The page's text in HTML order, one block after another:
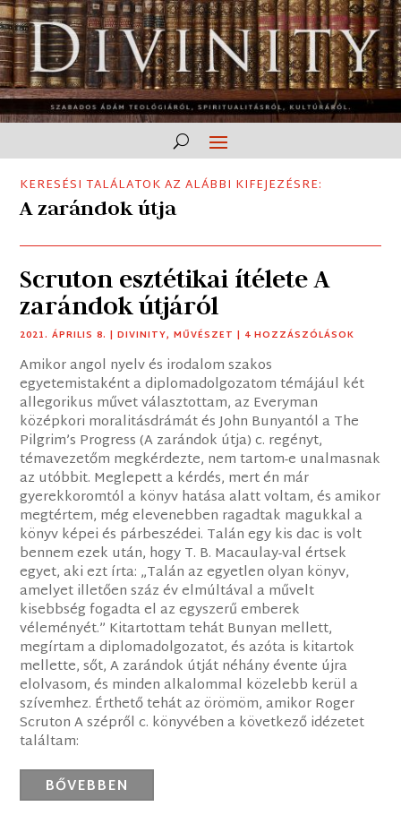
KERESÉSI TALÁLATOK AZ ALÁBBI KIFEJEZÉSRE:
A zarándok útja
Scruton esztétikai ítélete A
zarándok útjáról
2021. ÁPRILIS 8. |DIVINITY,MŰVÉSZET | 4 HOZZÁSZÓLÁSOK
Amikor angol nyelv és irodalom szakos
egyetemistaként a diplomadolgozatom témájául két
allegorikus művet választottam, az Everyman
középkori moralitásdrámát és John Bunyantól a The
Pilgrim’s Progress (A zarándok útja) c. regényt,
témavezetőm megkérdezte, nem tartom-e unalmasnak
az utóbbit. Meglepett a kérdés, mert én már
gyerekkoromtól a könyv hatása alatt voltam, és amikor
megtértem, még elevenebben ragadtak magukkal a
könyv képei és párbeszédei. Talán egy kis dac is volt
bennem ezek után, hogy T. B. Macaulay-val értsek
egyet, aki ezt írta: „Talán az egyetlen olyan könyv,
amelyet illetően száz év elmúltával a művelt
kisebbség fogadta el az egyszerű emberek
véleményét.” Kitartottam tehát Bunyan mellett,
megírtam a diplomadolgozatot, és azóta is kitartok
mellette, sőt, A zarándok útját néhány évente újra
elolvasom, és minden alkalommal közelebb kerül a
szívemhez. Érthető tehát az örömöm, amikor Roger
Scruton A szépről c. könyvében a következő idézetet
találtam:
BŐVEBBEN